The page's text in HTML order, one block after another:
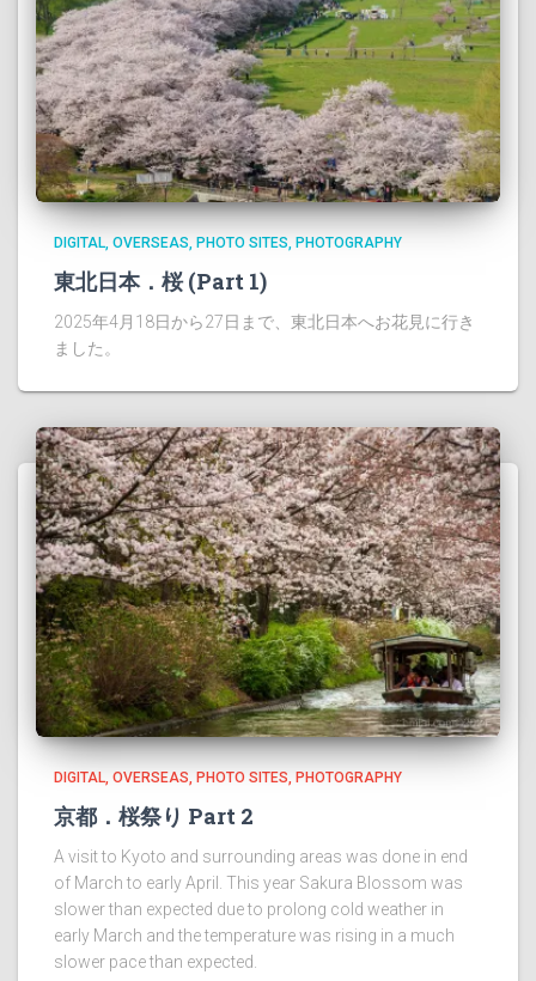
DIGITAL OVERSEAS PHOTO SITES PHOTOGRAPHY
東北日本．桜 (Part 1)
2025年4月18日から27日まで、東北日本へお花見に行き
ました。
DIGITAL OVERSEAS PHOTO SITES PHOTOGRAPHY
京都．桜祭り Part 2
A visit to Kyoto and surrounding areas was done in end
of March to early April. This year Sakura Blossom was
slower than expected due to prolong cold weather in
early March and the temperature was rising in a much
slower pace than expected.